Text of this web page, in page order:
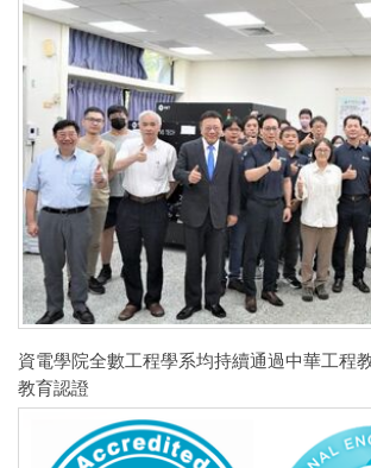
資電學院全數工程學系均持續通過中華工程
教育認證